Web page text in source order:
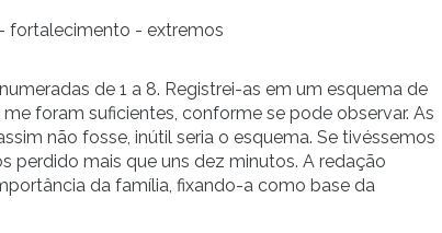
fortalecimento - extremos
de 1 a 8. Registrei-as em um esquema de
foram suficientes, conforme se pode observar. As
não fosse, inútil seria o esquema. Se tivéssemos
perdido mais que uns dez minutos. A redação
da família, fixando-a como base da